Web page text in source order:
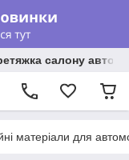
салону авто
матеріали для